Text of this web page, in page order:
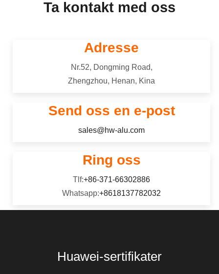
elektrokjemiske prosessen bak
anodisering, detaljer legeringsvalg,
etterbehandlingsteknikker.
perforeringer gjennom hele materialet.
sveisbarhet, god kaldbearbeidbarhet,
Ta kontakt med oss
Adresse
Nr.52, Dongming Road,
Zhengzhou, Henan, Kina
Send oss ​​en e-post
sales@hw-alu.com
Ring oss
Tlf:+86-371-66302886
Whatsapp:+8618137782032
Huawei-sertifikater